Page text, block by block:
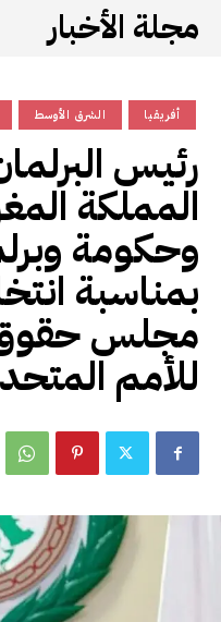
مجلة الأخبار
أفريقيا الشرق الأوسط
رئيس
المملكة
وحكومة
بمناسبة
مجلس حقوق
للأمم